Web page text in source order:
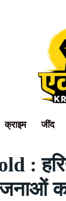
क्राइम जींद